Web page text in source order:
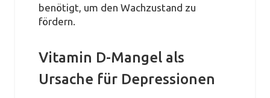
benötigt, um den Wachzustand zu
fördern.
Vitamin D-Mangel als
Ursache für Depressionen